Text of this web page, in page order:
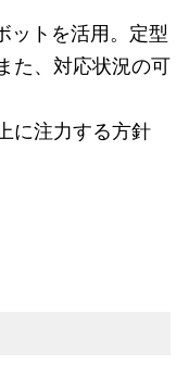
ットを活用。定型
た、対応状況の可
に注力する方針